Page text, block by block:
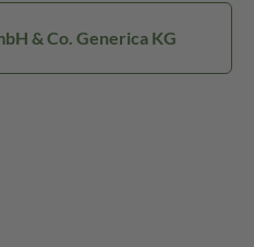
& Co. Generica KG